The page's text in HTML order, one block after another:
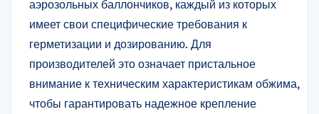
аэрозольных баллончиков, каждый из которых
имеет свои специфические требования к
герметизации и дозированию. Для
производителей это означает пристальное
внимание к техническим характеристикам обжима,
чтобы гарантировать надежное крепление